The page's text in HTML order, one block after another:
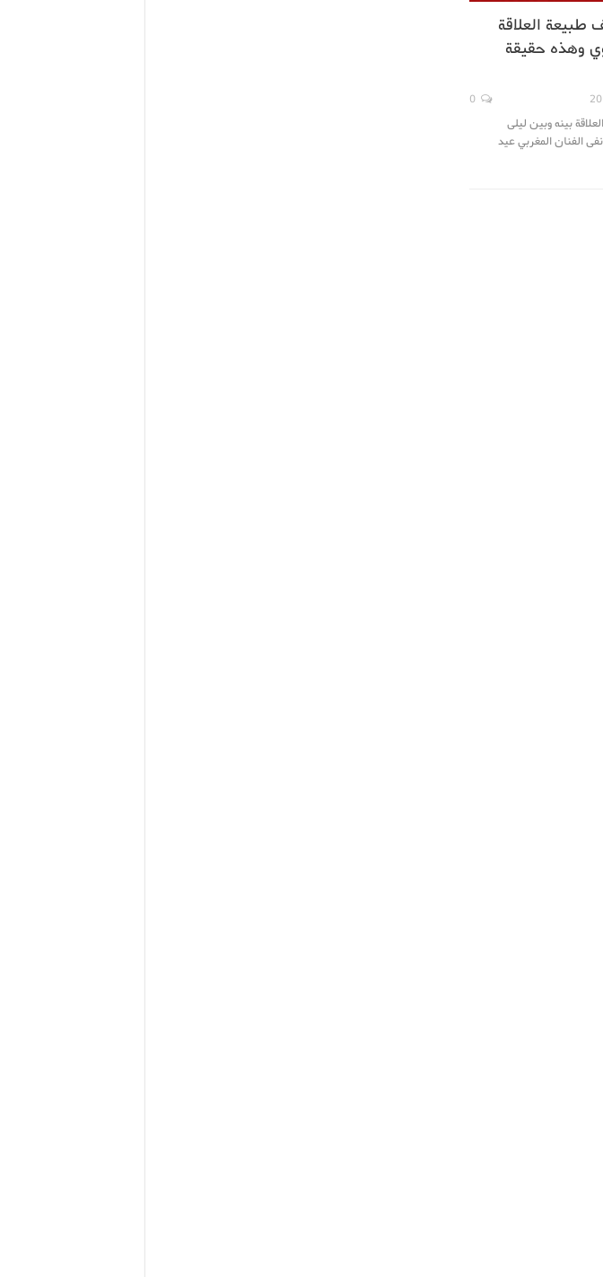
العلاقة
وهذه حقيقة
بينه وبين ليلى
الفنان المغربي عيد